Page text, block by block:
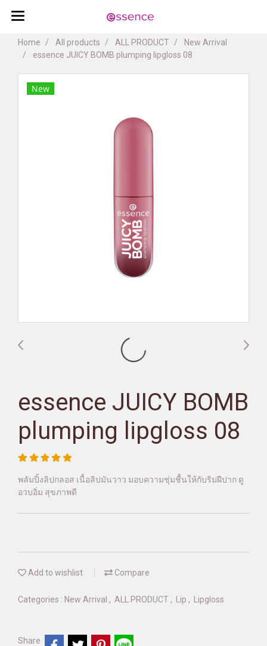
Home All products ALL PRODUCT
New Arrival
essence JUICY BOMB plumping lipgloss 08
New
essence JUICY BOMB
plumping lipgloss 08
พลัมปิ้งลิปกลอส เนื้อลิปมันวาว มอบความชุ่มชื้นให้กับริมฝีปาก ดู
อวบอิ่ม สุขภาพดี
Add to wishlist Compare
Categories : New Arrival , ALL PRODUCT , Lip , Lipgloss
Share